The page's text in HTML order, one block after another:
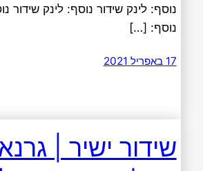
נוסף: לינק שידור נוסף: לינק שידור
נוסף: […]
17 באפריל 2021
שידור ישיר |